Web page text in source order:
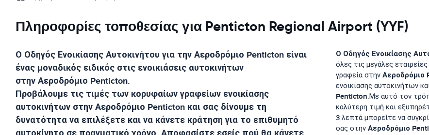
Πληροφορίες τοποθεσίας για Penticton Regional Airport (YYF)
Ο Οδηγός Ενοικίασης Αυτοκινήτου για τηνΑεροδρόμιο Penticton είναι
ένας μοναδικός ειδικός στις ενοικιάσεις αυτοκινήτων
στηνΑεροδρόμιο Penticton.
Προβάλουμε τις τιμές των κορυφαίων γραφείων ενοικίασης
αυτοκινήτων στηνΑεροδρόμιο Penticton και σας δίνουμε τη
δυνατότητα να επιλέξετε και να κάνετε κράτηση για το επιθυμητό
Ο Οδηγός Ενοικίασης
όλες τις μεγάλες
γραφεία στην Αεροδρόμιο
ενοικίασης αυτοκινήτων
Penticton.Με αυτό τον
καλύτερη τιμή και
3 λεπτά μπορείτε να
σας στην Αεροδρόμιο